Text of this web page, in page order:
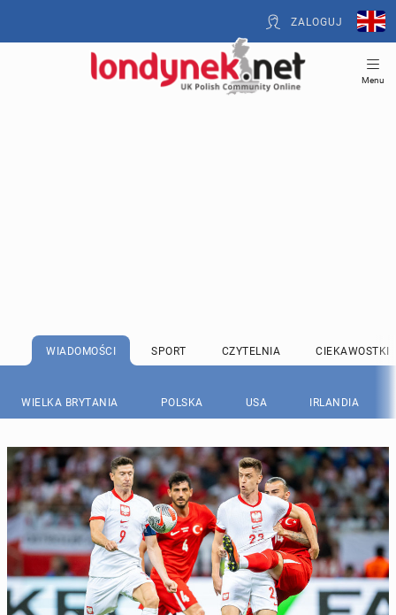
ZALOGUJ
Menu
WIADOMOŚCI SPORT CZYTELNIA CIEKAWOSTKI
WIELKA BRYTANIA POLSKA USA IRLANDIA